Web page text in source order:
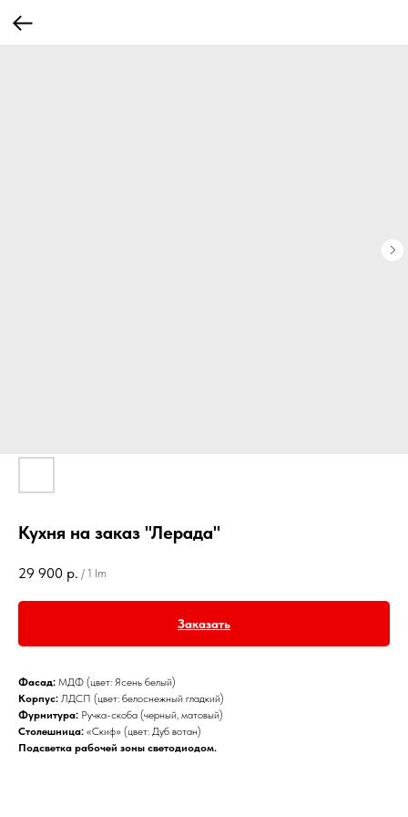
Кухня на заказ "Лерада"
29 900 р. / 1 lm
Заказать
Фасад: МДФ (цвет: Ясень белый)
Корпус: ЛДСП (цвет: белоснежный гладкий)
Фурнитура: Ручка-скоба (черный, матовый)
Столешница: «Скиф» (цвет: Дуб вотан)
Подсветка рабочей зоны светодиодом.